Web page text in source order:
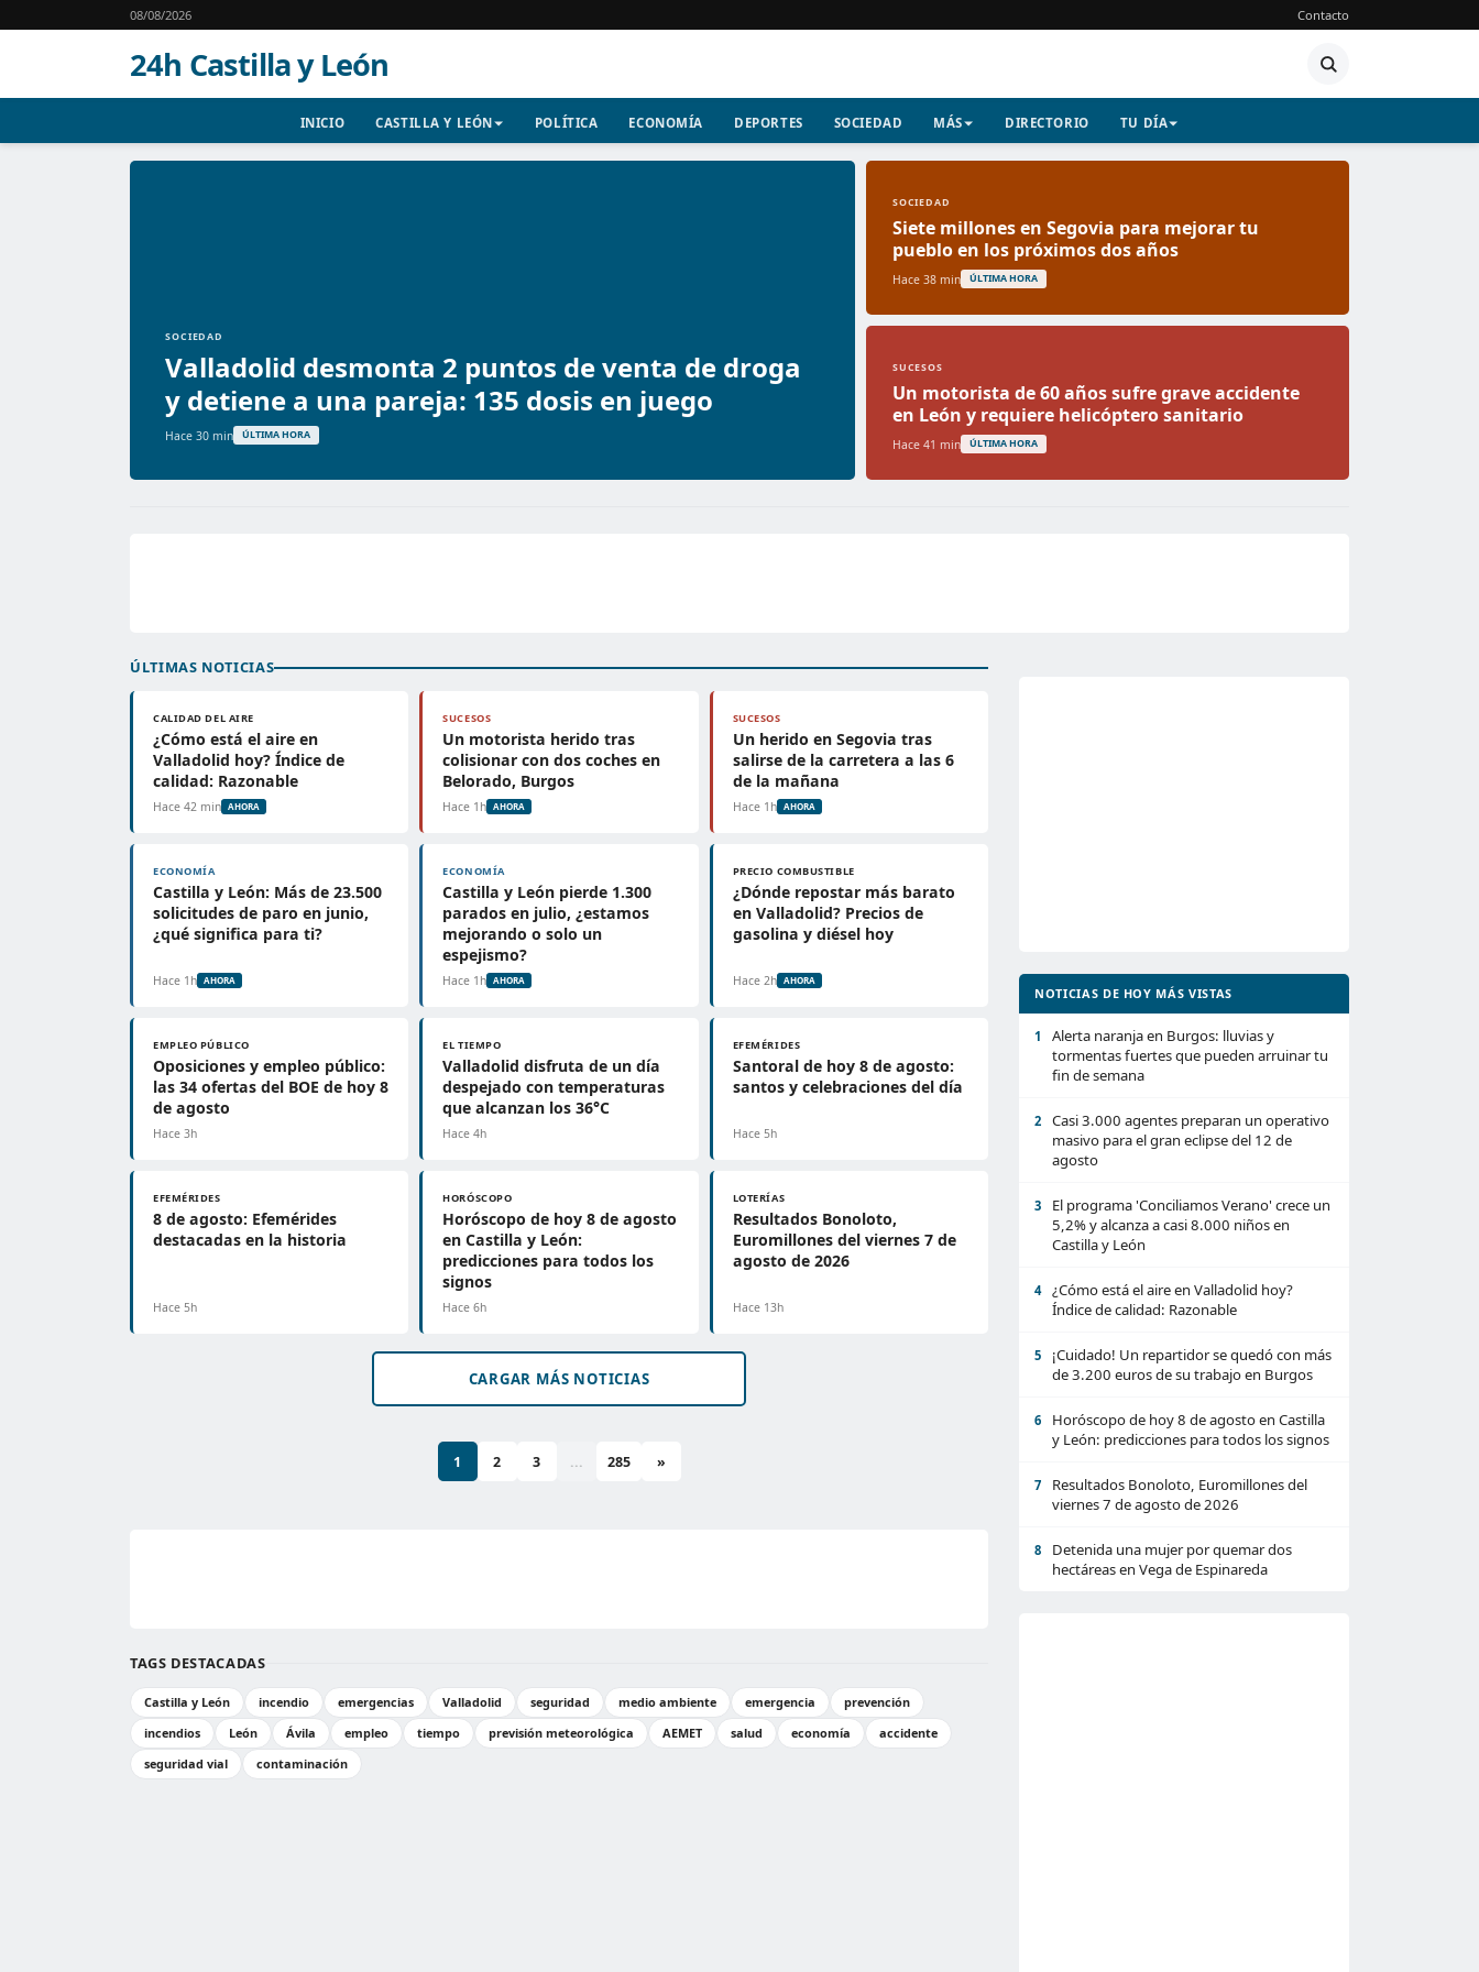
08/08/2026 Contacto
24h Castilla y León
INICIO CASTILLA Y LEÓN POLÍTICA ECONOMÍA DEPORTES SOCIEDAD MÁS DIRECTORIO TU DÍA
SOCIEDAD
Valladolid desmonta 2 puntos de venta de droga
y detiene a una pareja: 135 dosis en juego
Hace 30 min ÚLTIMA HORA
SOCIEDAD
Siete millones en Segovia para mejorar tu
pueblo en los próximos dos años
Hace 38 min ÚLTIMA HORA
SUCESOS
Un motorista de 60 años sufre grave accidente
en León y requiere helicóptero sanitario
Hace 41 min ÚLTIMA HORA
ÚLTIMAS NOTICIAS
CALIDAD DEL AIRE
¿Cómo está el aire en
Valladolid hoy? Índice de
calidad: Razonable
Hace 42 min AHORA
SUCESOS
Un motorista herido tras
colisionar con dos coches en
Belorado, Burgos
Hace 1h AHORA
SUCESOS
Un herido en Segovia tras
salirse de la carretera a las 6
de la mañana
Hace 1h AHORA
ECONOMÍA
Castilla y León: Más de 23.500
solicitudes de paro en junio,
¿qué significa para ti?
Hace 1h AHORA
ECONOMÍA
Castilla y León pierde 1.300
parados en julio, ¿estamos
mejorando o solo un
espejismo?
Hace 1h AHORA
PRECIO COMBUSTIBLE
¿Dónde repostar más barato
en Valladolid? Precios de
gasolina y diésel hoy
Hace 2h AHORA
EMPLEO PÚBLICO
Oposiciones y empleo público:
las 34 ofertas del BOE de hoy 8
de agosto
Hace 3h
EL TIEMPO
Valladolid disfruta de un día
despejado con temperaturas
que alcanzan los 36°C
Hace 4h
EFEMÉRIDES
Santoral de hoy 8 de agosto:
santos y celebraciones del día
Hace 5h
EFEMÉRIDES
8 de agosto: Efemérides
destacadas en la historia
Hace 5h
HORÓSCOPO
Horóscopo de hoy 8 de agosto
en Castilla y León:
predicciones para todos los
signos
Hace 6h
LOTERÍAS
Resultados Bonoloto,
Euromillones del viernes 7 de
agosto de 2026
Hace 13h
CARGAR MÁS NOTICIAS
1 2 3 ... 285 »
TAGS DESTACADAS
Castilla y León incendio emergencias Valladolid seguridad medio ambiente emergencia
prevención
incendios
León Ávila empleo tiempo previsión meteorológica AEMET salud economía
accidente
seguridad vial
contaminación
NOTICIAS DE HOY MÁS VISTAS
1
Alerta naranja en Burgos: lluvias y
tormentas fuertes que pueden arruinar tu
fin de semana
2
Casi 3.000 agentes preparan un operativo
masivo para el gran eclipse del 12 de
agosto
3
El programa 'Conciliamos Verano' crece un
5,2% y alcanza a casi 8.000 niños en
Castilla y León
4
¿Cómo está el aire en Valladolid hoy?
Índice de calidad: Razonable
5
¡Cuidado! Un repartidor se quedó con más
de 3.200 euros de su trabajo en Burgos
6
Horóscopo de hoy 8 de agosto en Castilla
y León: predicciones para todos los signos
7
Resultados Bonoloto, Euromillones del
viernes 7 de agosto de 2026
8
Detenida una mujer por quemar dos
hectáreas en Vega de Espinareda